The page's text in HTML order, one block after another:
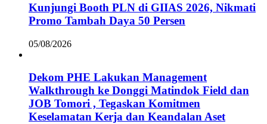
Kunjungi Booth PLN di GIIAS 2026, Nikmati
Promo Tambah Daya 50 Persen
05/08/2026
Dekom PHE Lakukan Management
Walkthrough ke Donggi Matindok Field dan
JOB Tomori , Tegaskan Komitmen
Keselamatan Kerja dan Keandalan Aset